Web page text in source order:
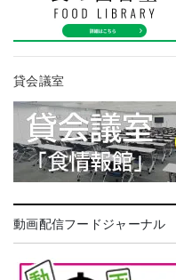
貸会議室
動画配信フードジャーナル